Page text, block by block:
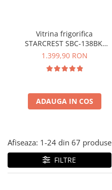
Vitrina frigorifica
STARCREST SBC-138BK,
138 L, Control
H 125 cm, Negru
1.399,90 RON
ADAUGA IN COS
Afiseaza: 1-24 din 67 produse
FILTRE